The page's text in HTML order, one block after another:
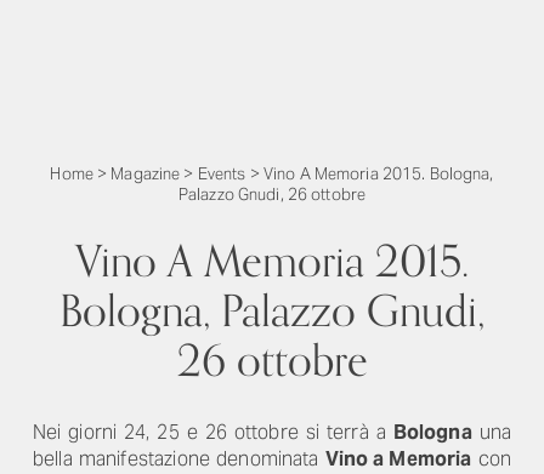
Home> Magazine > Events > Vino A Memoria 2015. Bologna,
Palazzo Gnudi, 26 ottobre
Vino A Memoria 2015.
Bologna, Palazzo Gnudi,
26 ottobre
Nei giorni 24, 25 e 26 ottobre si terrà a Bologna una
bella manifestazione denominata Vino a Memoria con